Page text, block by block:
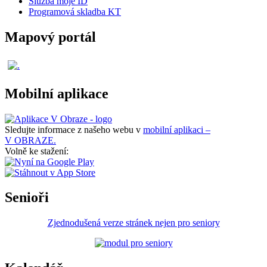
Programová skladba KT
Mapový portál
Mobilní aplikace
Sledujte informace z našeho webu v mobilní aplikaci –
V OBRAZE.
Volně ke stažení:
Senioři
Zjednodušená verze stránek nejen pro seniory